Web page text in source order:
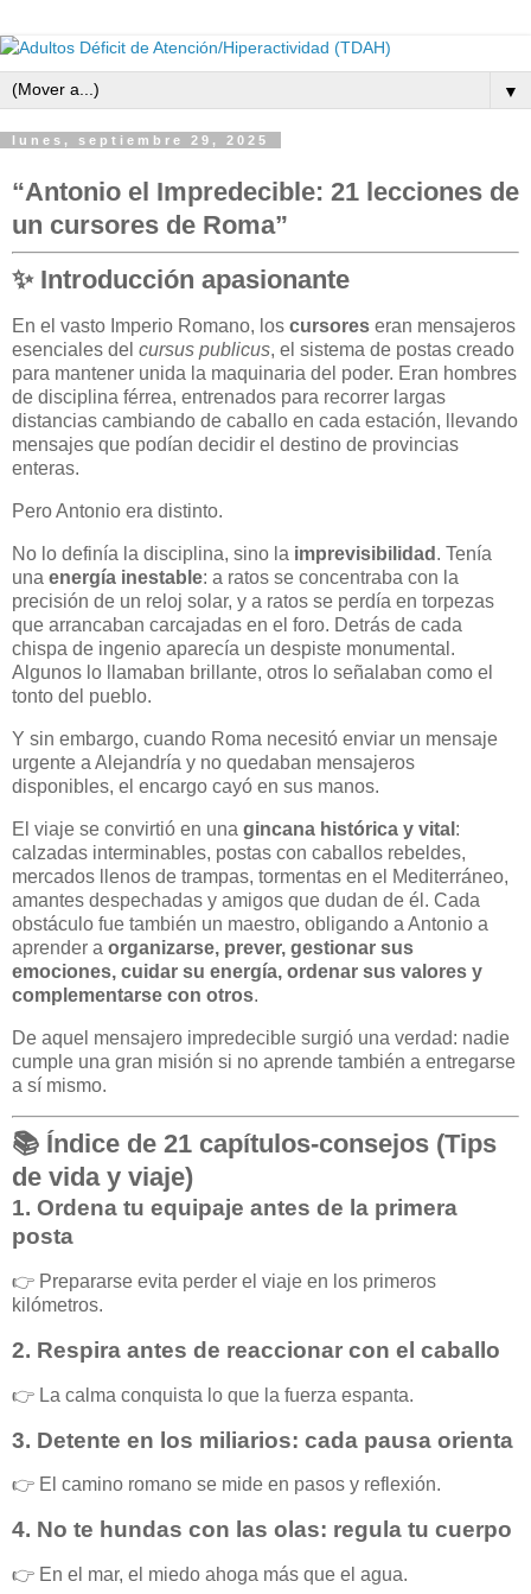
▼
lunes, septiembre 29, 2025
“Antonio el Impredecible: 21 lecciones de
un cursores de Roma”
✨ Introducción apasionante
En el vasto Imperio Romano, los cursores eran mensajeros
esenciales del cursus publicus, el sistema de postas creado
para mantener unida la maquinaria del poder. Eran hombres
de disciplina férrea, entrenados para recorrer largas
distancias cambiando de caballo en cada estación, llevando
mensajes que podían decidir el destino de provincias
enteras.
Pero Antonio era distinto.
No lo definía la disciplina, sino la imprevisibilidad . Tenía
una energía inestable: a ratos se concentraba con la
precisión de un reloj solar, y a ratos se perdía en torpezas
que arrancaban carcajadas en el foro. Detrás de cada
chispa de ingenio aparecía un despiste monumental.
Algunos lo llamaban brillante, otros lo señalaban como el
tonto del pueblo.
Y sin embargo, cuando Roma necesitó enviar un mensaje
urgente a Alejandría y no quedaban mensajeros
disponibles, el encargo cayó en sus manos.
El viaje se convirtió en una gincana histórica y vital :
calzadas interminables, postas con caballos rebeldes,
mercados llenos de trampas, tormentas en el Mediterráneo,
amantes despechadas y amigos que dudan de él. Cada
obstáculo fue también un maestro, obligando a Antonio a
aprender a organizarse, prever, gestionar sus
emociones, cuidar su energía, ordenar sus valores y
complementarse con otros.
De aquel mensajero impredecible surgió una verdad: nadie
cumple una gran misión si no aprende también a entregarse
a sí mismo.
📚 Índice de 21 capítulos-consejos (Tips
de vida y viaje)
1. Ordena tu equipaje antes de la primera
posta
👉 Prepararse evita perder el viaje en los primeros
kilómetros.
2. Respira antes de reaccionar con el caballo
👉 La calma conquista lo que la fuerza espanta.
3. Detente en los miliarios: cada pausa orienta
👉 El camino romano se mide en pasos y reflexión.
4. No te hundas con las olas: regula tu cuerpo
👉 En el mar, el miedo ahoga más que el agua.